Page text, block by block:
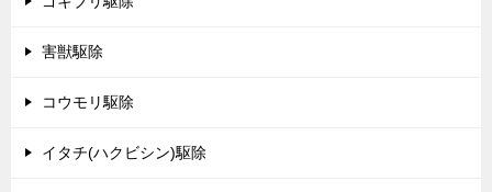
害獣駆除
コウモリ駆除
イタチ(ハクビシン)駆除